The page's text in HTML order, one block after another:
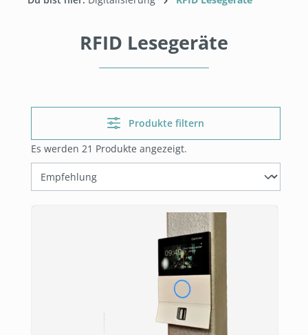
RFID Lesegeräte
Produkte filtern
Es werden 21 Produkte angezeigt.